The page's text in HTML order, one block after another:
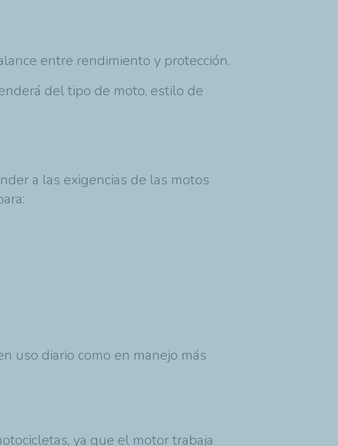
entre rendimiento y protección.
del tipo de moto, estilo de
a las exigencias de las motos
uso diario como en manejo más
ya que el motor trabaja